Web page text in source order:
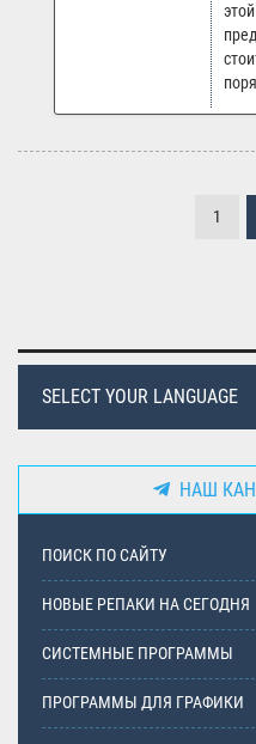
1
SELECT YOUR LANGUAGE
НАШ
ПОИСК ПО САЙТУ
НОВЫЕ РЕПАКИ НА СЕГОДНЯ
СИСТЕМНЫЕ ПРОГРАММЫ
ПРОГРАММЫ ДЛЯ ГРАФИКИ